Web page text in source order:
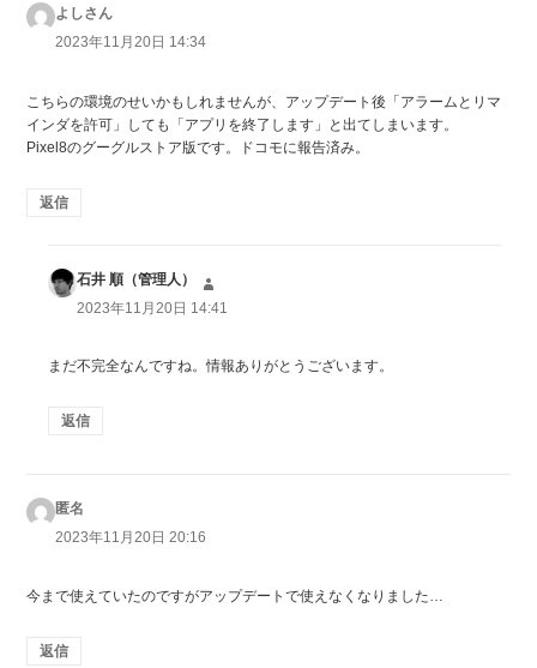
よしさんよ
り:
2023年11月20日 14:34
こちらの環境のせいかもしれませんが、アップデート後「アラームとリマ
インダを許可」しても「アプリを終了します」と出てしまいます。
Pixel8のグーグルストア版です。ドコモに報告済み。
返信
石井 順（管理人）
り:
2023年11月20日 14:41
まだ不完全なんですね。情報ありがとうございます。
返信
匿名
り:
2023年11月20日 20:16
今まで使えていたのですがアップデートで使えなくなりました…
返信